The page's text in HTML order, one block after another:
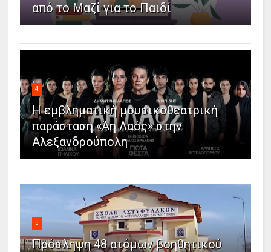
από το Μαζί για το Παιδί
4
Η εμβληματική μουσικοθεατρική
παράσταση «Άη Λαός» στην
Αλεξανδρούπολη
5
Πρόσληψη 48 ατόμων βοηθητικού